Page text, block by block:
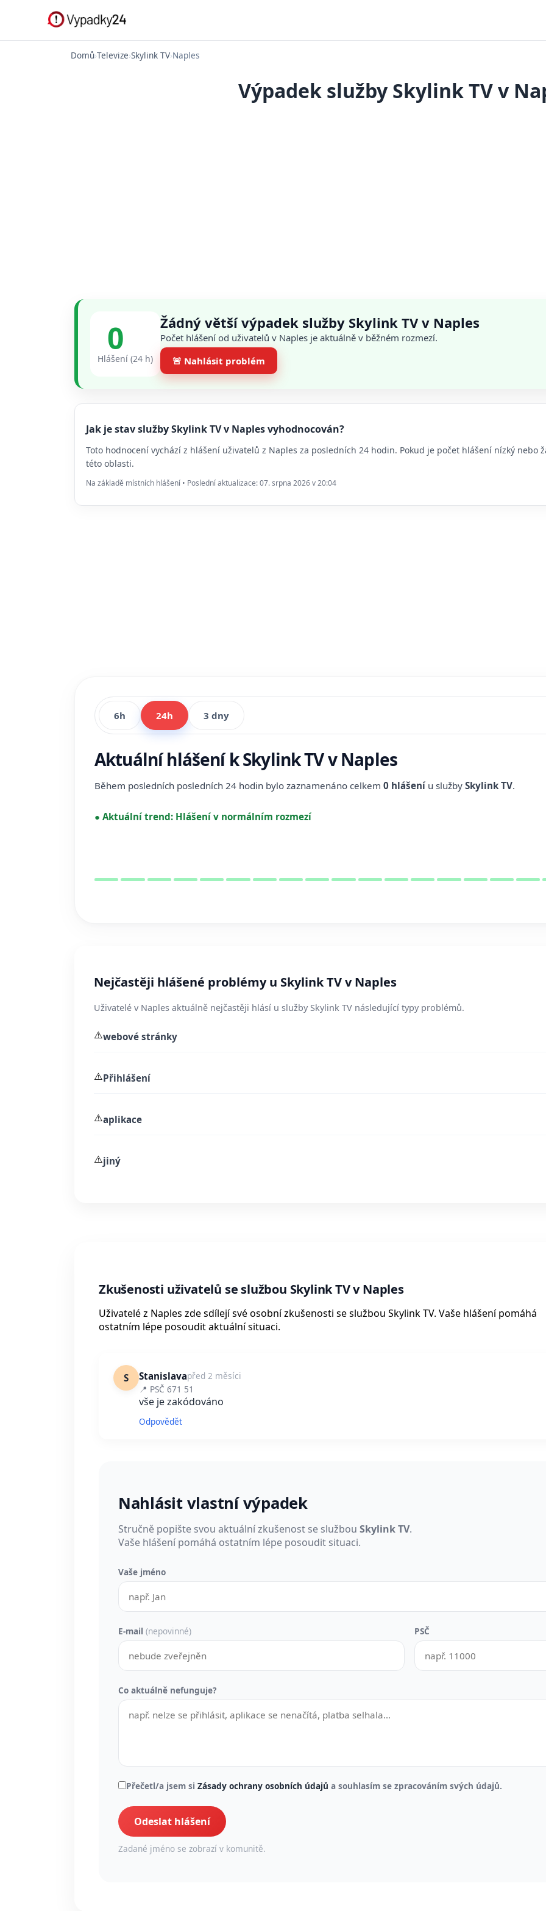
Domů›Televize›Skylink TV›Naples
Výpadek služby Skylink TV v
0
Hlášení (24 h)
Žádný větší výpadek služby Skylink TV v Naples
Počet hlášení od uživatelů v Naples je aktuálně v běžném rozmezí.
🚨 Nahlásit problém
Jak je stav služby Skylink TV v Naples vyhodnocován?
Toto hodnocení vychází z hlášení uživatelů z Naples za posledních 24 hodin. Pokud je počet hlášení nízký nebo
této oblasti.
Na základě místních hlášení • Poslední aktualizace: 07. srpna 2026 v 20:04
6h 24h 3 dny
Aktuální hlášení k Skylink TV v Naples
Během posledních posledních 24 hodin bylo zaznamenáno celkem 0 hlášení u služby Skylink TV.
● Aktuální trend: Hlášení v normálním rozmezí
Nejčastěji hlášené problémy u Skylink TV v Naples
Uživatelé v Naples aktuálně nejčastěji hlásí u služby Skylink TV následující typy problémů.
⚠️webové stránky
⚠️Přihlášení
⚠️aplikace
⚠️jiný
Zkušenosti uživatelů se službou Skylink TV v Naples
Uživatelé z Naples zde sdílejí své osobní zkušenosti se službou Skylink TV. Vaše hlášení pomáhá
ostatním lépe posoudit aktuální situaci.
S Stanislavapřed 2 měsíci
📍 PSČ 671 51
vše je zakódováno
Odpovědět
Nahlásit vlastní výpadek
Stručně popište svou aktuální zkušenost se službou Skylink TV.
Vaše hlášení pomáhá ostatním lépe posoudit situaci.
Vaše jméno
E-mail (nepovinné) PSČ
Co aktuálně nefunguje?
Přečetl/a jsem si Zásady ochrany osobních údajů a souhlasím se zpracováním svých údajů.
Odeslat hlášení
Zadané jméno se zobrazí v komunitě.